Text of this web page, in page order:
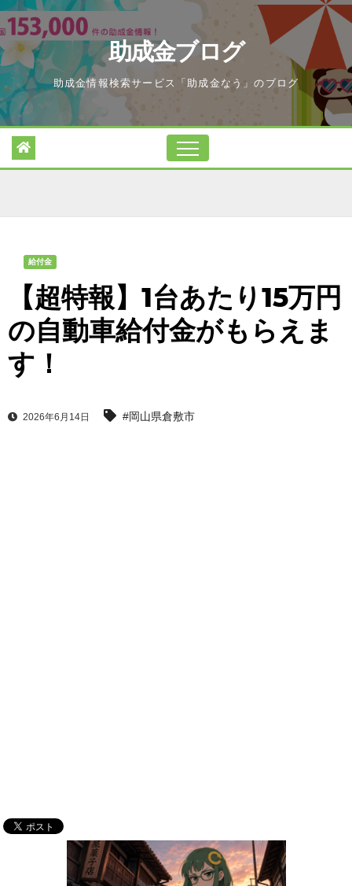
Skip
to
content
助成金ブログ
助成金情報検索サービス「助成金なう」のブログ
給付金
【超特報】1台あたり15万円
の自動車給付金がもらえま
す！
2026年6月14日 #岡山県倉敷市